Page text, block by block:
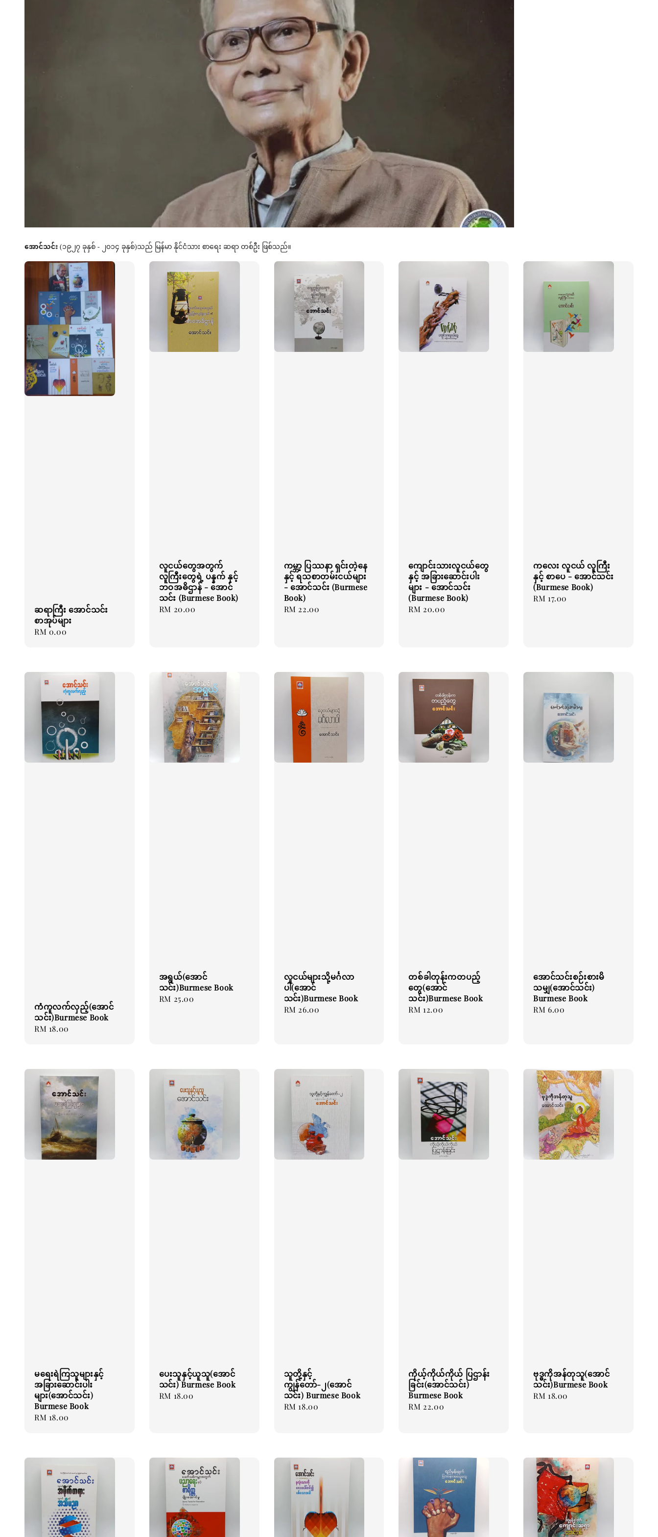
အောင်သင်း(၁၉၂၇ ခုနှစ် - ၂၀၁၄ ခုနှစ်)သည် မြန်မာ နိုင်ငံသား စာရေး ဆရာ တစ်ဦး ဖြစ်သည်။
ဆရာကြီး အောင်သင်း
စာအုပ်များ
Regular
RM 0.00
လူငယ်တွေအတွက်
လူကြီးတွေရဲ့ ပန္နက် နှင့်
ဘဝအဓိဌာန် - အောင်
သင်း (Burmese Book)
Regular
RM 20.00
ကမ္ဘာ့ ပြဿနာ ရှင်းတဲ့နေ
နှင့် ရသစာတမ်းငယ်များ
- အောင်သင်း (Burmese
Book)
Regular
RM 22.00
ကျောင်းသားလူငယ်တွေ
နှင့် အခြားဆောင်းပါး
များ - အောင်သင်း
(Burmese Book)
Regular
RM 20.00
ကလေး လူငယ် လူကြီး
နှင့် စာပေ - အောင်သင်း
(Burmese Book)
Regular
RM 17.00
ကံကူလက်လှည့်(အောင်
သင်း)Burmese Book
Regular
RM 18.00
အရွယ်(အောင်
သင်း)Burmese Book
Regular
RM 25.00
လူငယ်များသို့မင်္ဂလာ
ပါ(အောင်
သင်း)Burmese Book
Regular
RM 26.00
တစ်ခါတုန်းကတပည့်
တွေ(အောင်
သင်း)Burmese Book
Regular
RM 12.00
အောင်သင်းစဉ်းစားမိ
သမျှ(အောင်သင်း)
Burmese Book
Regular
RM 6.00
မရေးရဲကြသူများနှင့်
အခြားဆောင်းပါး
များ(အောင်သင်း)
Burmese Book
Regular
RM 18.00
ပေးသူနှင့်ယူသူ(အောင်
သင်း) Burmese Book
Regular
RM 18.00
သူတို့နှင့်
ကျွန်တော်-၂(အောင်
သင်း) Burmese Book
Regular
RM 18.00
ကိုယ့်ကိုယ်ကိုယ် ပြဌာန်း
ခြင်း(အောင်သင်း)
Burmese Book
Regular
RM 22.00
ဗုဒ္ဓကိုအန်တုသူ(အောင်
သင်း)Burmese Book
Regular
RM 18.00